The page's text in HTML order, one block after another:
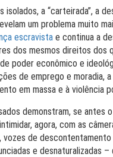
a “carteirada”, a
um problema muito
escravista e continua a
dos mesmos direitos dos
poder econômico e
de emprego e moradia,
em massa e à violência
demonstram, se antes
agora, com as
vozes de
e desnaturalizadas